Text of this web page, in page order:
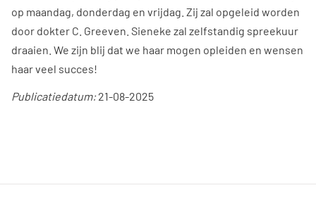
op maandag, donderdag en vrijdag. Zij zal opgeleid worden
door dokter C. Greeven. Sieneke zal zelfstandig spreekuur
draaien. We zijn blij dat we haar mogen opleiden en wensen
haar veel succes!
Publicatiedatum:21-08-2025